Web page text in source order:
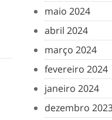
maio 2024
abril 2024
março 2024
fevereiro 2024
janeiro 2024
dezembro